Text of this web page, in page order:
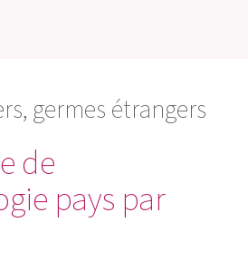
germes étrangers
de
pays par